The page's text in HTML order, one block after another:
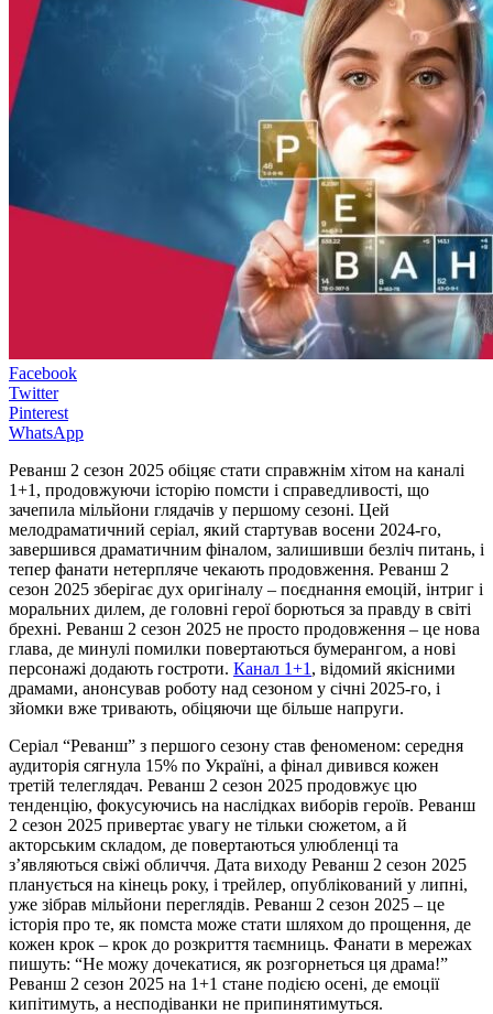
Facebook
Twitter
Pinterest
WhatsApp
Реванш 2 сезон 2025 обіцяє стати справжнім хітом на каналі
1+1, продовжуючи історію помсти і справедливості, що
зачепила мільйони глядачів у першому сезоні. Цей
мелодраматичний серіал, який стартував восени 2024-го,
завершився драматичним фіналом, залишивши безліч питань, і
тепер фанати нетерпляче чекають продовження. Реванш 2
сезон 2025 зберігає дух оригіналу – поєднання емоцій, інтриг і
моральних дилем, де головні герої борються за правду в світі
брехні. Реванш 2 сезон 2025 не просто продовження – це нова
глава, де минулі помилки повертаються бумерангом, а нові
персонажі додають гостроти. Канал 1+1 , відомий якісними
драмами, анонсував роботу над сезоном у січні 2025-го, і
зйомки вже тривають, обіцяючи ще більше напруги.
Серіал “Реванш” з першого сезону став феноменом: середня
аудиторія сягнула 15% по Україні, а фінал дивився кожен
третій телеглядач. Реванш 2 сезон 2025 продовжує цю
тенденцію, фокусуючись на наслідках виборів героїв. Реванш
2 сезон 2025 привертає увагу не тільки сюжетом, а й
акторським складом, де повертаються улюбленці та
з’являються свіжі обличчя. Дата виходу Реванш 2 сезон 2025
планується на кінець року, і трейлер, опублікований у липні,
уже зібрав мільйони переглядів. Реванш 2 сезон 2025 – це
історія про те, як помста може стати шляхом до прощення, де
кожен крок – крок до розкриття таємниць. Фанати в мережах
пишуть: “Не можу дочекатися, як розгорнеться ця драма!”
Реванш 2 сезон 2025 на 1+1 стане подією осені, де емоції
кипітимуть, а несподіванки не припинятимуться.